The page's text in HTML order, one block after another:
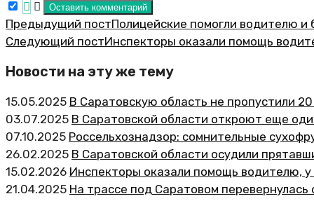
Предыдущий постПолицейские помогли водителю
Следующий постИнспекторы оказали помощь
Новости на эту же тему
15.05.2025 В Саратовскую область не пропустили
03.07.2025 В Саратовской области откроют еще
07.10.2025 Россельхознадзор: сомнительные
26.02.2025 В Саратовской области осудили
15.02.2026 Инспекторы оказали помощь водителю, у
21.04.2025 На трассе под Саратовом перевернулась